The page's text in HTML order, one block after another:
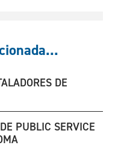
DE
PUBLIC SERVICE